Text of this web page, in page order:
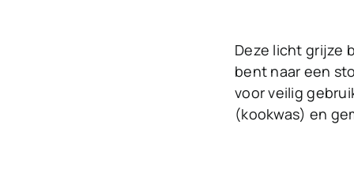
Deze licht grijze
bent naar een
voor veilig
(kookwas) en